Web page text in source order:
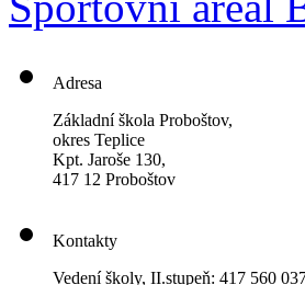
Adresa
Základní škola Proboštov,
okres Teplice
Kpt. Jaroše 130,
417 12 Proboštov
Kontakty
Vedení školy, II.stupeň: 417 560